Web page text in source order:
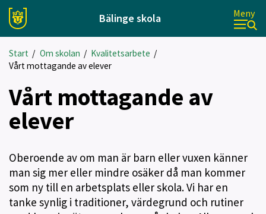
Bälinge skola Meny
Start / Om skolan / Kvalitetsarbete /
Vårt mottagande av elever
Vårt mottagande av
elever
Oberoende av om man är barn eller vuxen känner
man sig mer eller mindre osäker då man kommer
som ny till en arbetsplats eller skola. Vi har en
tanke synlig i traditioner, värdegrund och rutiner